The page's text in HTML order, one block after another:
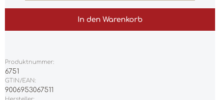
In den Warenkorb
Produktnummer:
6751
GTIN/EAN:
9006953067511